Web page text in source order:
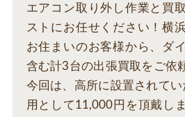
エアコン取り外し作業と買
ストにお任せください！横
お住まいのお客様から、ダ
含む計3台の出張買取をご依
今回は、高所に設置されて
用として11,000円を頂戴し